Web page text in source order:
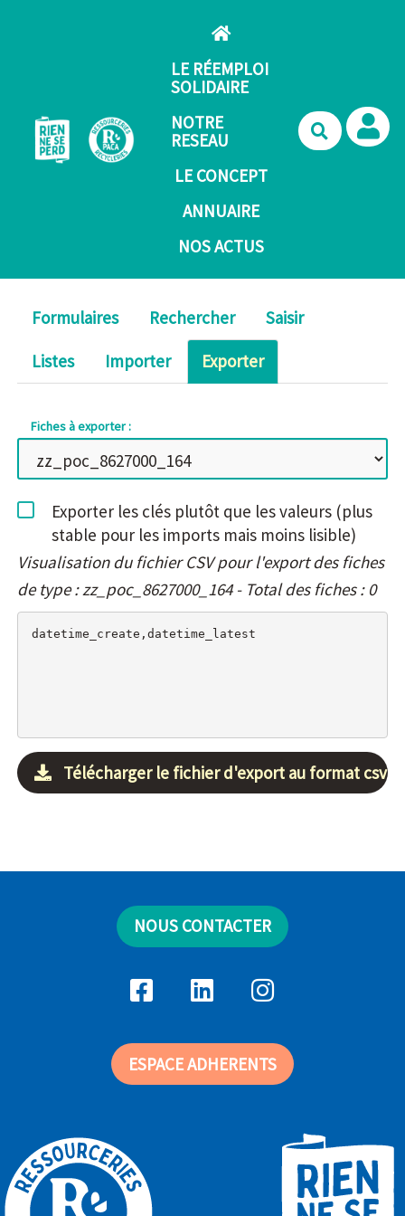
LE RÉEMPLOI
SOLIDAIRE
NOTRE
RESEAU
LE CONCEPT
ANNUAIRE
NOS ACTUS
Formulaires Rechercher
Saisir
Listes
Importer Exporter
Fiches à exporter :
Exporter les clés plutôt que les valeurs (plus
stable pour les imports mais moins lisible)
Visualisation du fichier CSV pour l'export des fiches
de type : zz_poc_8627000_164 - Total des fiches : 0
Télécharger le fichier d'export au format csv
NOUS CONTACTER
ESPACE ADHERENTS